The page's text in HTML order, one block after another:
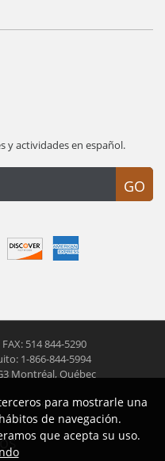
y actividades en español.
GO
FAX: 514 844-5290
1-866-844-5994
Montréal, Québec
los derechos reservados
para mostrarle una
de navegación.
que acepta su uso.